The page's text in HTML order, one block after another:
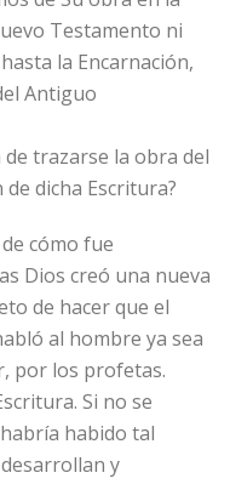
Testamento ni
la Encarnación,
Antiguo
trazarse la obra del
dicha Escritura?
cómo fue
Dios creó una nueva
de hacer que el
al hombre ya sea
por los profetas.
Si no se
habido tal
y